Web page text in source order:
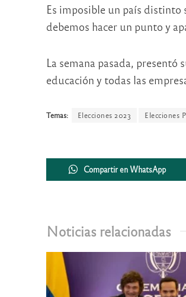
Es imposible un país distinto
debemos hacer un punto y
La semana pasada,
educación y todas las
Temas: Elecciones 2023 Elecciones
Compartir en WhatsApp
Noticias relacionadas